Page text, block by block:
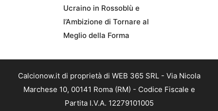
Ucraino in Rossoblù e
l’Ambizione di Tornare al
Meglio della Forma
Calcionow.it di proprietà di WEB 365 SRL - Via Nicola
Marchese 10, 00141 Roma (RM) - Codice Fiscale e
Partita I.V.A. 12279101005